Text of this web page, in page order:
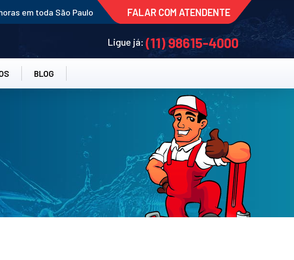
em toda São Paulo FALAR COM ATENDENTE
Ligue já: (11) 98615-4000
BLOG